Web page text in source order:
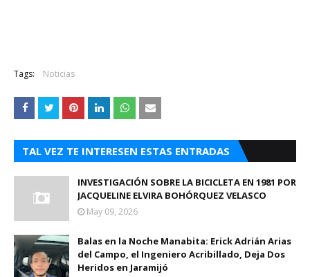
Tags: Noticias
TAL VEZ TE INTERESEN ESTAS ENTRADAS
INVESTIGACIÓN SOBRE LA BICICLETA EN 1981 POR
JACQUELINE ELVIRA BOHÓRQUEZ VELASCO
May 09, 2026
Balas en la Noche Manabita: Erick Adrián Arias
del Campo, el Ingeniero Acribillado, Deja Dos
Heridos en Jaramijó